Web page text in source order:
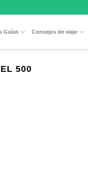
Guías Consejos de viaje
500